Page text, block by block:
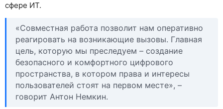
сфере ИТ.
«Совместная работа позволит нам оперативно
реагировать на возникающие вызовы. Главная
цель, которую мы преследуем – создание
безопасного и комфортного цифрового
пространства, в котором права и интересы
пользователей стоят на первом месте», –
говорит Антон Немкин.